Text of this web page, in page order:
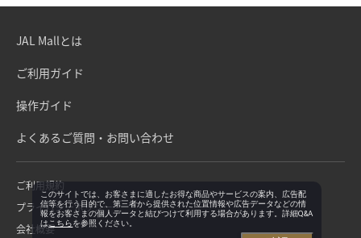
JAL Mallとは
ご利用ガイド
操作ガイド
よくあるご質問・お問い合わせ
ご利用規約
プライバシーポリシー
会社概要
このサイトでは、お客さまに適したお得な商品やサービスの案内、広告配
信等を行う目的で、第三者から提供された位置情報や広告データなどの情
報をお客さまの個人データと結びつけて利用する場合があります。詳細Q&A
はこちらを参照ください。